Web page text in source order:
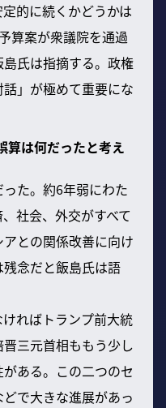
的に続くかどうかは
算案が衆議院を通過
氏は指摘する。政権
」が極めて重要にな
算は何だったと考え
た。約6年弱にわた
社会、外交がすべて
との関係改善に向け
念だと飯島氏は語
ればトランプ前大統
三元首相ももう少し
ある。この二つのセ
で大きな進展があっ